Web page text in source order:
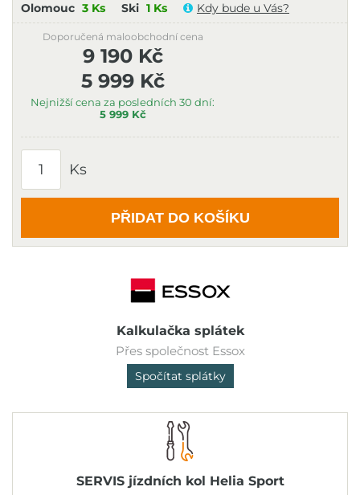
Olomouc 3 Ks Ski 1 Ks Kdy bude u Vás?
5 999 Kč
Nejnižší cena za posledních 30 dní:
5 999 Kč
Doporučená maloobchodní cena
9 190 Kč
Ks
PŘIDAT DO KOŠÍKU
Kalkulačka splátek
Přes společnost Essox
Spočítat splátky
SERVIS jízdních kol Helia Sport